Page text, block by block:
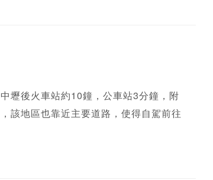
壢後火車站約10鐘，公車站3分鐘，附
該地區也靠近主要道路，使得自駕前往